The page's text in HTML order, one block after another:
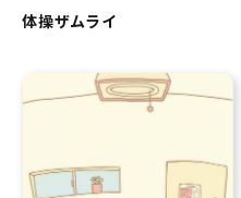
体操ザムライ